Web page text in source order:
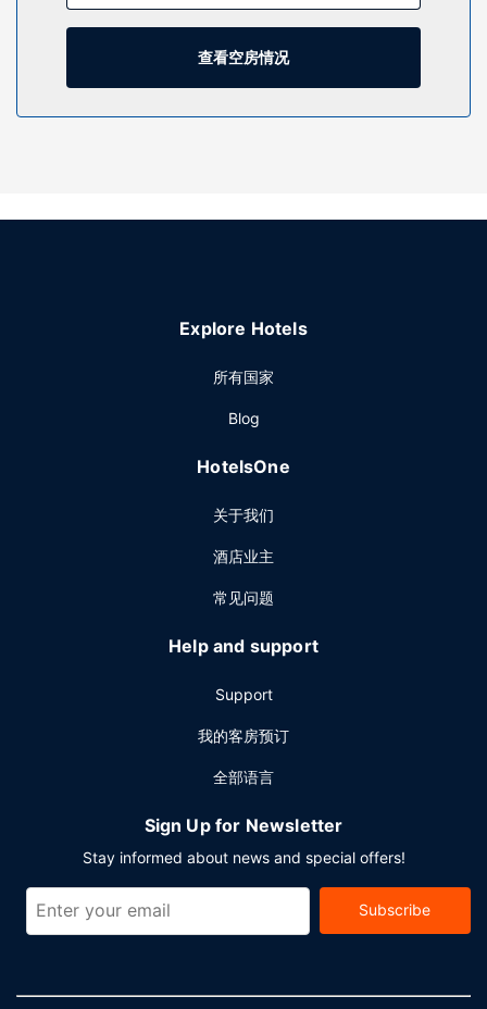
您可充分利用酒店提供的度假设施，例如室内游泳池、热水浴
其他设施
查看空房情况
Explore Hotels
所有国家
Blog
HotelsOne
关于我们
酒店业主
常见问题
Help and support
Support
我的客房预订
全部语言
Sign Up for Newsletter
Stay informed about news and special offers!
Subscribe